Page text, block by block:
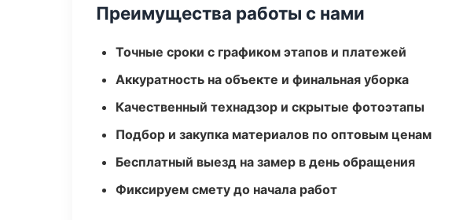
Преимущества работы с нами
Точные сроки с графиком этапов и платежей
Аккуратность на объекте и финальная уборка
Качественный технадзор и скрытые фотоэтапы
Подбор и закупка материалов по оптовым ценам
Бесплатный выезд на замер в день обращения
Фиксируем смету до начала работ